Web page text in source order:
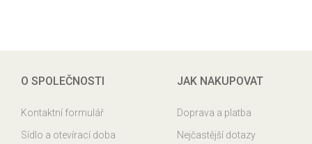
O SPOLEČNOSTI
Kontaktní formulář
Sídlo a otevírací doba
JAK NAKUPOVAT
Doprava a platba
Nejčastější dotazy